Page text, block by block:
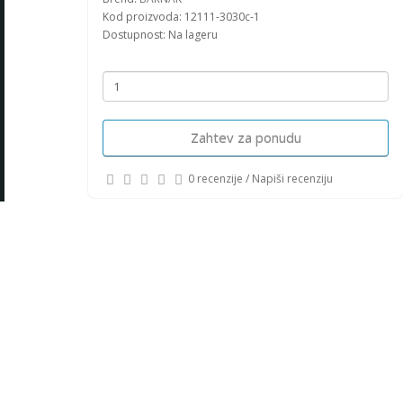
Kod proizvoda: 12111-3030c-1
Dostupnost: Na lageru
Zahtev za ponudu
0 recenzije / Napiši recenziju